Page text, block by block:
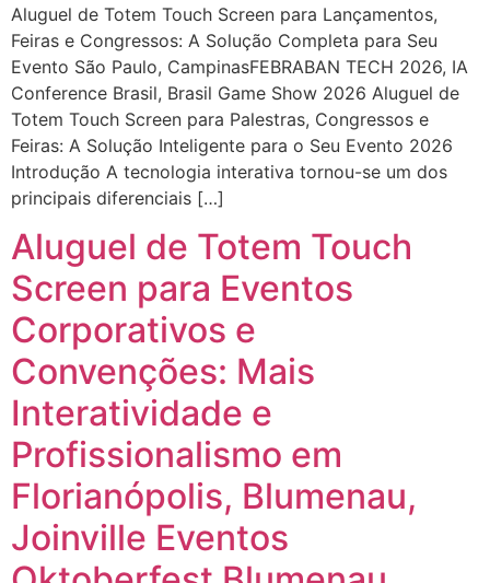
Aluguel de Totem Touch Screen para Lançamentos,
Feiras e Congressos: A Solução Completa para Seu
Evento São Paulo, CampinasFEBRABAN TECH 2026, IA
Conference Brasil, Brasil Game Show 2026 Aluguel de
Totem Touch Screen para Palestras, Congressos e
Feiras: A Solução Inteligente para o Seu Evento 2026
Introdução A tecnologia interativa tornou-se um dos
principais diferenciais […]
Aluguel de Totem Touch
Screen para Eventos
Corporativos e
Convenções: Mais
Interatividade e
Profissionalismo em
Florianópolis, Blumenau,
Joinville Eventos